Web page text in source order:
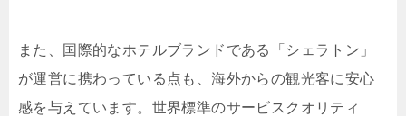
また、国際的なホテルブランドである「シェラトン」
が運営に携わっている点も、海外からの観光客に安心
感を与えています。世界標準のサービスクオリティ